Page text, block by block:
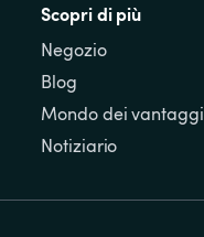
Scopri di più
Negozio
Blog
Mondo dei vantaggi
Notiziario